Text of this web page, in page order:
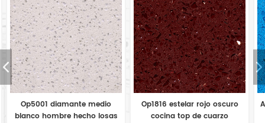
Op1816 estelar rojo oscuro
cocina top de cuarzo
Azulejos de cuarzo azul claro
estelar op1813 de China